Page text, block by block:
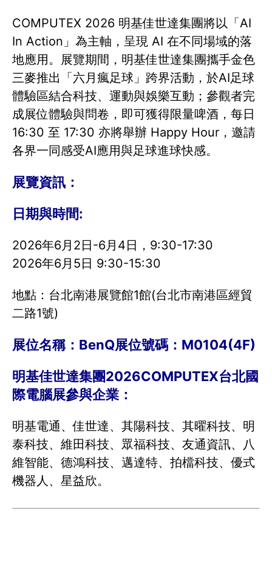
COMPUTEX 2026 明基佳世達集團將以「AI
In Action」為主軸，呈現 AI 在不同場域的落
地應用。展覽期間，明基佳世達集團攜手金色
三麥推出「六月瘋足球」跨界活動，於AI足球
體驗區結合科技、運動與娛樂互動；參觀者完
成展位體驗與問卷，即可獲得限量啤酒，每日
16:30 至 17:30 亦將舉辦 Happy Hour，邀請
各界一同感受AI應用與足球進球快感。
展覽資訊：
日期與時間:
2026年6月2日-6月4日，9:30-17:30
2026年6月5日 9:30-15:30
地點：台北南港展覽館1館(台北市南港區經貿
二路1號)
展位名稱：BenQ展位號碼：M0104(4F)
明基佳世達集團2026COMPUTEX台北國
際電腦展參與企業：
明基電通、佳世達、其陽科技、其曜科技、明
泰科技、維田科技、眾福科技、友通資訊、八
維智能、德鴻科技、邁達特、拍檔科技、優式
機器人、星益欣。